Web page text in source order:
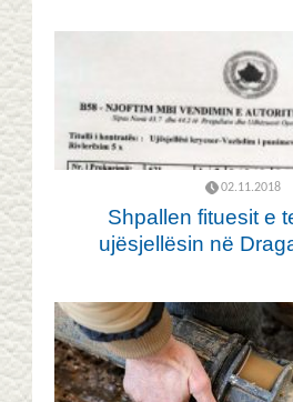
02.11.2018
Shpallen fituesit e
ujësjellësin në